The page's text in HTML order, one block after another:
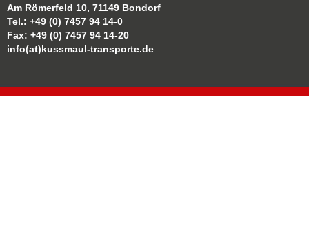
Am Römerfeld 10, 71149 Bondorf
Tel.: +49 (0) 7457 94 14-0
Fax: +49 (0) 7457 94 14-20
info(at)kussmaul-transporte.de